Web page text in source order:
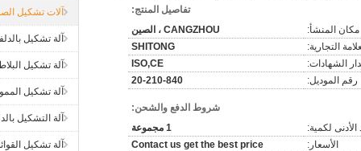
آلات تشكيل
آلة تشكيل
آلة تشكيل
آلة تشكيل
آلة التشكيل
آلة تشكيل
تفاصيل المنتج:
مكان المنشأ:
CANGZHOU ، الصين
التجارية:
SHITONG
الشهادات:
ISO,CE
رقم الموديل:
20-210-840
شروط الدفع والشحن:
الأدنى لكمية:
1 مجموعة
الأسعار:
Contact us get the best price